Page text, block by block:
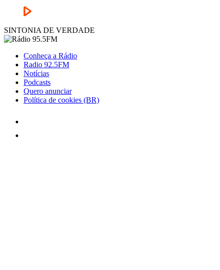
SINTONIA DE VERDADE
Conheça a Rádio
Radio 92.5FM
Notícias
Podcasts
Quero anunciar
Política de cookies (BR)